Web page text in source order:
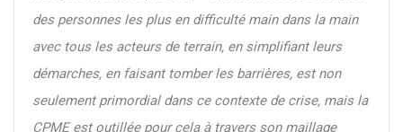
des personnes les plus en difficulté main dans la main
avec tous les acteurs de terrain, en simplifiant leurs
démarches, en faisant tomber les barrières, est non
seulement primordial dans ce contexte de crise, mais la
CPME est outillée pour cela à travers son maillage